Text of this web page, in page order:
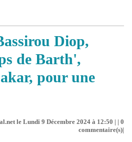
Diop,
de Barth',
pour une
le Lundi 9 Décembre 2024 à 12:50 | | 0
commentaire(s)|